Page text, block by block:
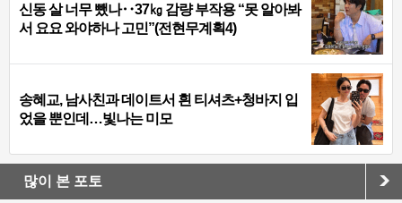
신동 살 너무 뺐나‥37㎏ 감량 부작용 “못 알아봐
서 요요 와야하나 고민”(전현무계획4)
송혜교, 남사친과 데이트서 흰 티셔츠+청바지 입
었을 뿐인데…빛나는 미모
많이 본 포토